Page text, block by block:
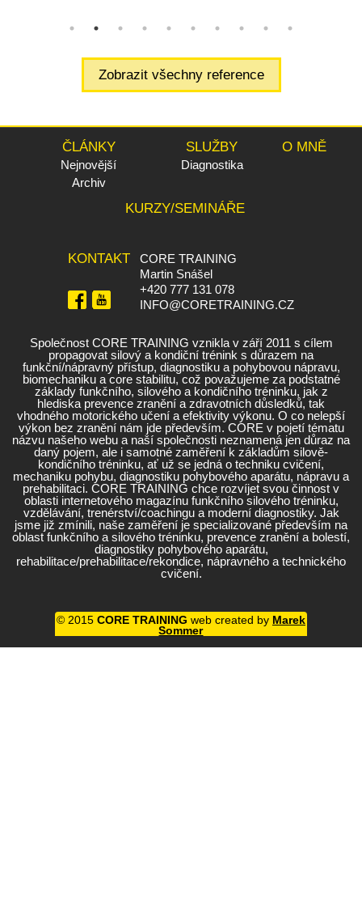
Zobrazit všechny reference
ČLÁNKY
Nejnovější
Archiv
SLUŽBY
Diagnostika
O MNĚ
KURZY/SEMINÁŘE
KONTAKT
CORE TRAINING
Martin Snášel
+420 777 131 078
INFO@CORETRAINING.CZ
Společnost CORE TRAINING vznikla v září 2011 s cílem
propagovat silový a kondiční trénink s důrazem na
funkční/nápravný přístup, diagnostiku a pohybovou nápravu,
biomechaniku a core stabilitu, což považujeme za podstatné
základy funkčního, silového a kondičního tréninku, jak z
hlediska prevence zranění a zdravotních důsledků, tak
vhodného motorického učení a efektivity výkonu. O co nelepší
výkon bez zranění nám jde především. CORE v pojetí tématu
názvu našeho webu a naší společnosti neznamená jen důraz na
daný pojem, ale i samotné zaměření k základům silově-
kondičního tréninku, ať už se jedná o techniku cvičení,
mechaniku pohybu, diagnostiku pohybového aparátu, nápravu a
prehabilitaci. CORE TRAINING chce rozvíjet svou činnost v
oblasti internetového magazínu funkčního silového tréninku,
vzdělávání, trenérství/coachingu a moderní diagnostiky. Jak
jsme již zmínili, naše zaměření je specializované především na
oblast funkčního a silového tréninku, prevence zranění a bolestí,
diagnostiky pohybového aparátu,
rehabilitace/prehabilitace/rekondice, nápravného a technického
cvičení.
© 2015 CORE TRAINING web created by Marek
Sommer